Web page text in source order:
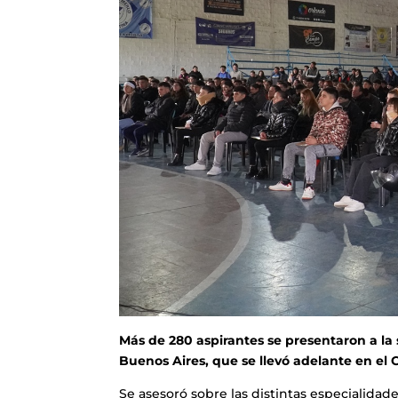
Más de 280 aspirantes se presentaron a
Buenos Aires, que se llevó adelante en el
Se asesoró sobre las distintas